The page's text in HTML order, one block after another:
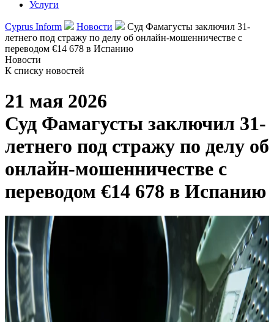
Услуги
Cyprus Inform Новости
Суд Фамагусты заключил 31-
летнего под стражу по делу об онлайн-мошенничестве с
переводом €14 678 в Испанию
Новости
К списку новостей
21 мая 2026
Суд Фамагусты заключил 31-
летнего под стражу по делу об
онлайн-мошенничестве с
переводом €14 678 в Испанию